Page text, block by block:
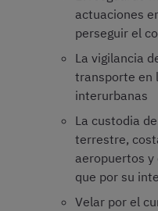
actuaciones
perseguir el
La vigilancia
transporte en
interurbanas
La custodia
terrestre,
aeropuertos y
que por su
Velar por el